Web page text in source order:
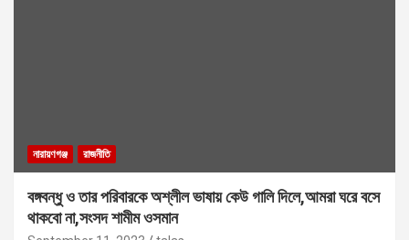
নারায়ণগঞ্জ রাজনীতি
বঙ্গবন্ধু ও তার পরিবারকে অশ্লীল ভাষায় কেউ গালি দিলে,আমরা ঘরে বসে
থাকবো না,সংসদ শামীম ওসমান